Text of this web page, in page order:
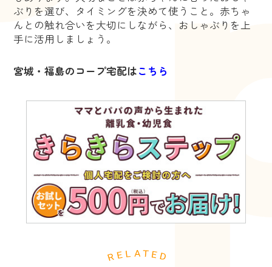
ぶりを選び、タイミングを決めて使うこと。赤ちゃ
んとの触れ合いを大切にしながら、おしゃぶりを上
手に活用しましょう。
宮城・福島のコープ宅配はこちら